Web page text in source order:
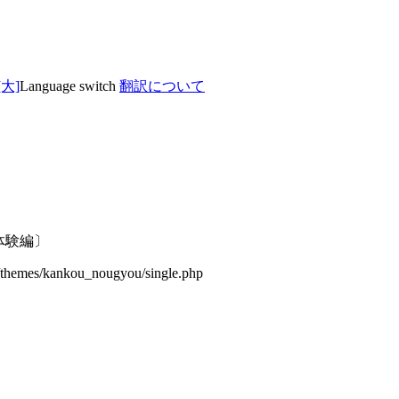
Language switch 翻訳について
編〕
kankou_nougyou/single.php